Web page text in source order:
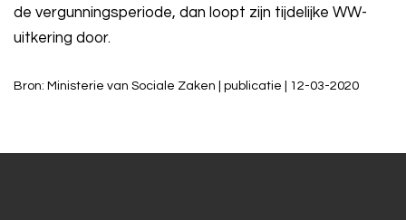
de vergunningsperiode, dan loopt zijn tijdelijke WW-
uitkering door.
Bron: Ministerie van Sociale Zaken | publicatie | 12-03-2020